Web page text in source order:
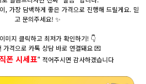
, 가장 담백하게 좋은 가격으로 진행해 드릴게요. 믿
고 문의주세요! ✨
미지 클릭하고 최저가 확인하기! 👇
가격으로 카톡 상담 바로 연결돼요 💌
직폰 시세표" 적어주시면 감사하겠습니다